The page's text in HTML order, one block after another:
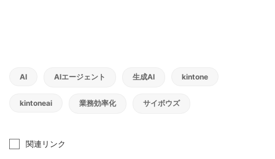
AI AIエージェント 生成AI kintone
kintoneai 業務効率化 サイボウズ
関連リンク